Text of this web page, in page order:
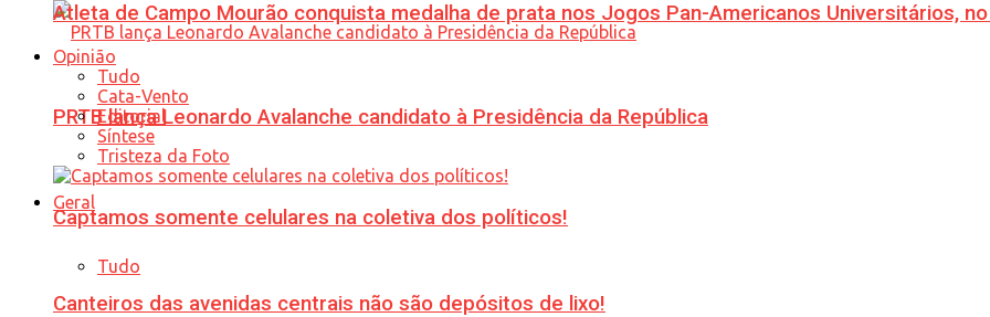
PRTB lança Leonardo Avalanche candidato à Presidência da República
Geral
Tudo
Atleta de Campo Mourão conquista medalha de prata nos Jogos Pan-Americanos Universitários,
Opinião
Tudo
Cata-Vento
Editorial
Síntese
Tristeza da Foto
Captamos somente celulares na coletiva dos políticos!
Canteiros das avenidas centrais não são depósitos de lixo!